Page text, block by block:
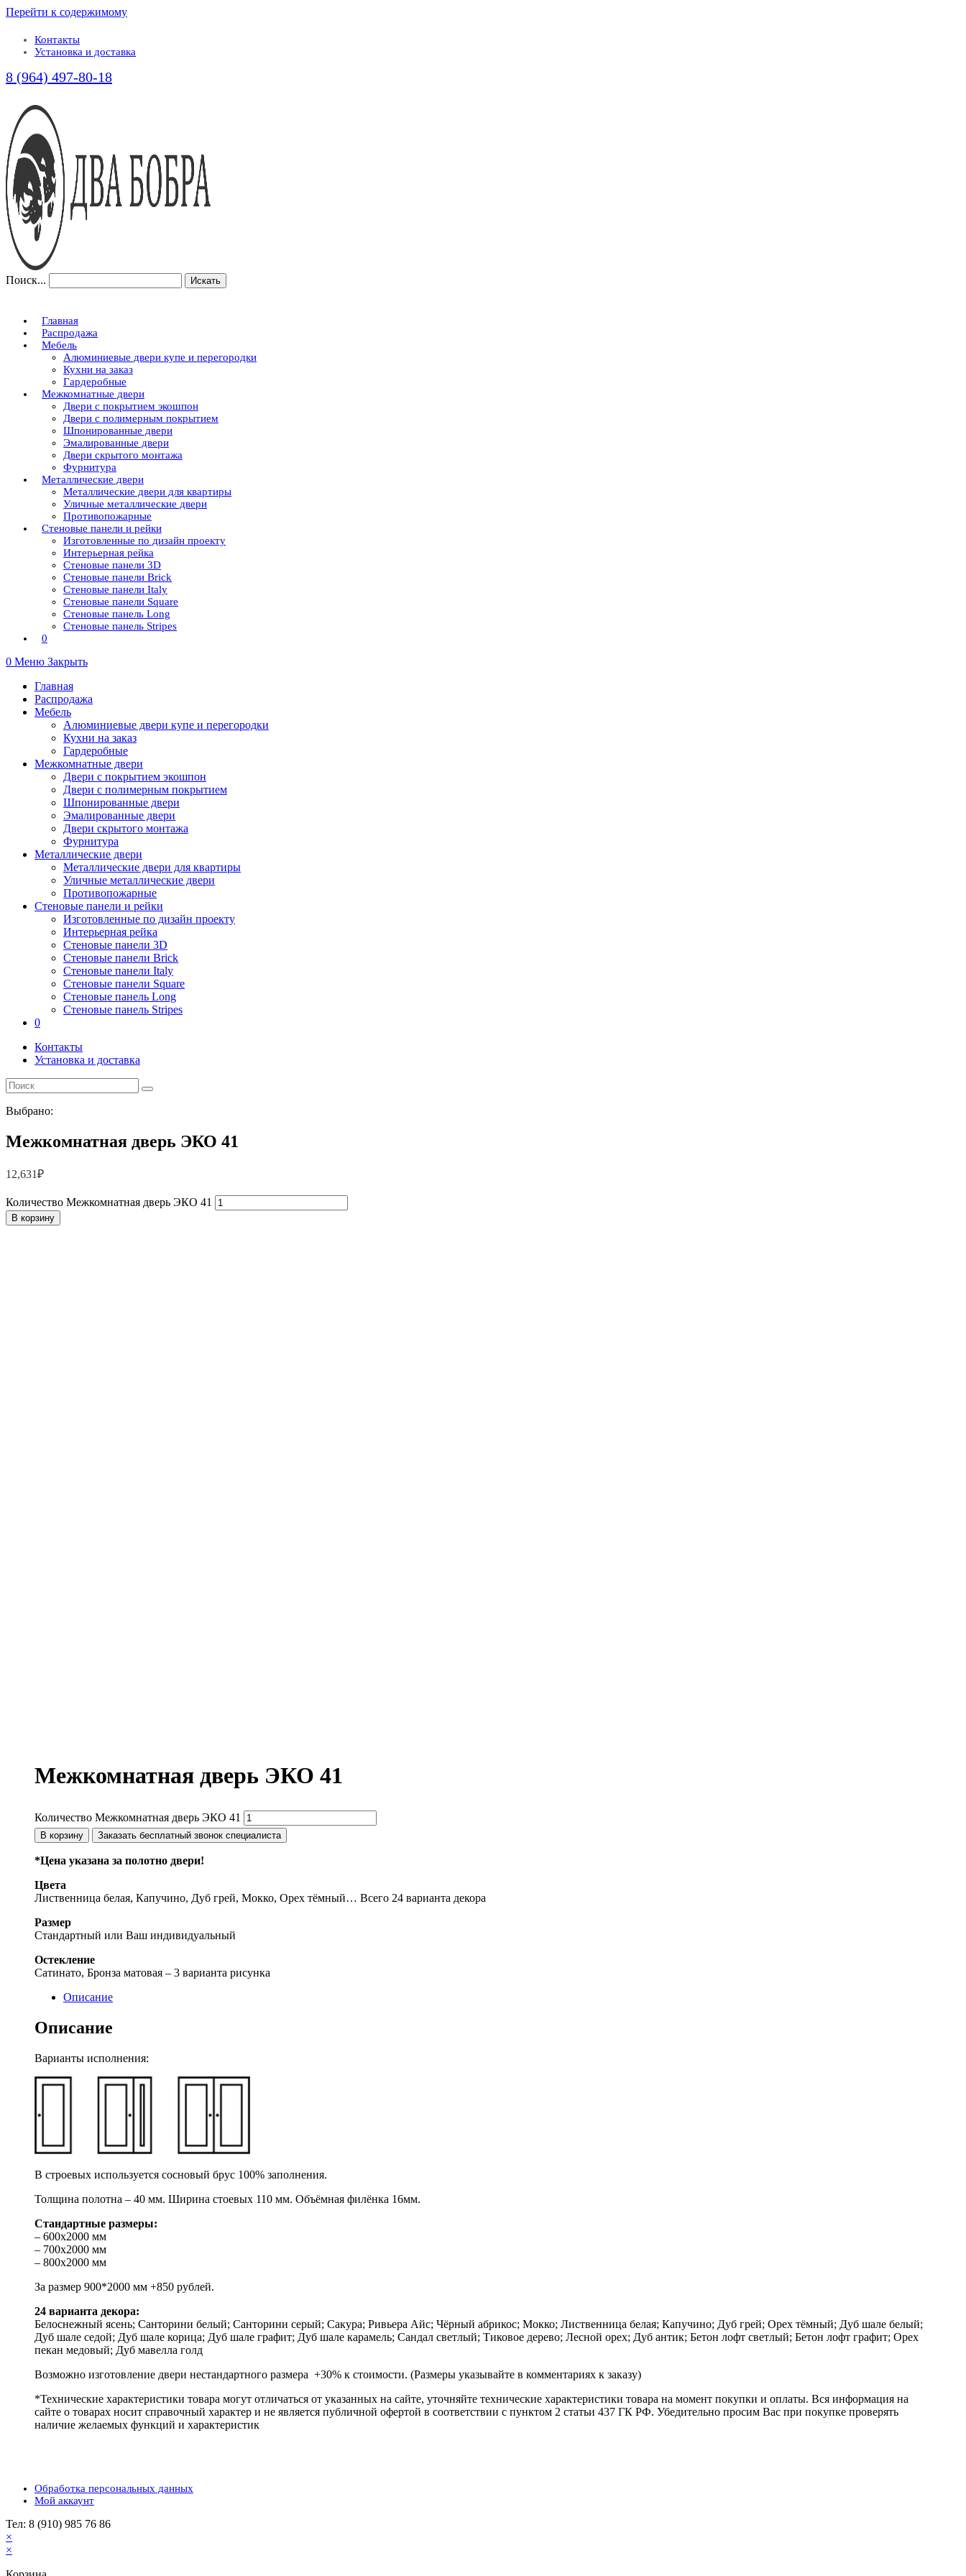
Перейти к содержимому
Контакты
Установка и доставка
8 (964) 497-80-18
Поиск... Искать
Главная
Распродажа
Мебель
Алюминиевые двери купе и перегородки
Кухни на заказ
Гардеробные
Межкомнатные двери
Двери с покрытием экошпон
Двери с полимерным покрытием
Шпонированные двери
Эмалированные двери
Двери скрытого монтажа
Фурнитура
Металлические двери
Металлические двери для квартиры
Уличные металлические двери
Противопожарные
Стеновые панели и рейки
Изготовленные по дизайн проекту
Интерьерная рейка
Стеновые панели 3D
Стеновые панели Brick
Стеновые панели Italy
Стеновые панели Square
Стеновые панель Long
Стеновые панель Stripes
0
0 Меню Закрыть
Главная
Распродажа
Мебель
Алюминиевые двери купе и перегородки
Кухни на заказ
Гардеробные
Межкомнатные двери
Двери с покрытием экошпон
Двери с полимерным покрытием
Шпонированные двери
Эмалированные двери
Двери скрытого монтажа
Фурнитура
Металлические двери
Металлические двери для квартиры
Уличные металлические двери
Противопожарные
Стеновые панели и рейки
Изготовленные по дизайн проекту
Интерьерная рейка
Стеновые панели 3D
Стеновые панели Brick
Стеновые панели Italy
Стеновые панели Square
Стеновые панель Long
Стеновые панель Stripes
0
Контакты
Установка и доставка
Выбрано:
Межкомнатная дверь ЭКО 41
12,631₽
Количество Межкомнатная дверь ЭКО 41
В корзину
Межкомнатная дверь ЭКО 41
Количество Межкомнатная дверь ЭКО 41
В корзину Заказать бесплатный звонок специалиста
*Цена указана за полотно двери!
Цвета
Лиственница белая, Капучино, Дуб грей, Мокко, Орех тёмный… Всего 24 варианта декора
Размер
Стандартный или Ваш индивидуальный
Остекление
Сатинато, Бронза матовая – 3 варианта рисунка
Описание
Описание
Варианты исполнения:
В строевых используется сосновый брус 100% заполнения.
Толщина полотна – 40 мм. Ширина стоевых 110 мм. Объёмная филёнка 16мм.
Стандартные размеры:
– 600х2000 мм
– 700х2000 мм
– 800х2000 мм
За размер 900*2000 мм +850 рублей.
24 варианта декора:
Белоснежный ясень; Санторини белый; Санторини серый; Сакура; Ривьера Айс; Чёрный абрикос; Мокко; Лиственница белая; Капучино; Дуб грей; Орех тёмный; Дуб шале белый;
Дуб шале седой; Дуб шале корица; Дуб шале графит; Дуб шале карамель; Сандал светлый; Тиковое дерево; Лесной орех; Дуб антик; Бетон лофт светлый; Бетон лофт графит; Орех
пекан медовый; Дуб мавелла голд
Возможно изготовление двери нестандартного размера +30% к стоимости. (Размеры указывайте в комментариях к заказу)
*Технические характеристики товара могут отличаться от указанных на сайте, уточняйте технические характеристики товара на момент покупки и оплаты. Вся информация на
сайте о товарах носит справочный характер и не является публичной офертой в соответствии с пунктом 2 статьи 437 ГК РФ. Убедительно просим Вас при покупке проверять
наличие желаемых функций и характеристик
Обработка персональных данных
Мой аккаунт
Тел: 8 (910) 985 76 86
×
×